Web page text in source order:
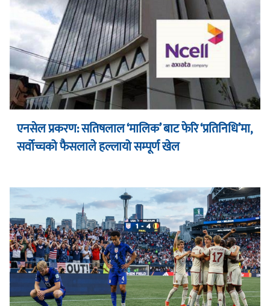
एनसेल प्रकरण: सतिषलाल ‘मालिक’ बाट फेरि ‘प्रतिनिधि’मा,
सर्वोच्चको फैसलाले हल्लायो सम्पूर्ण खेल